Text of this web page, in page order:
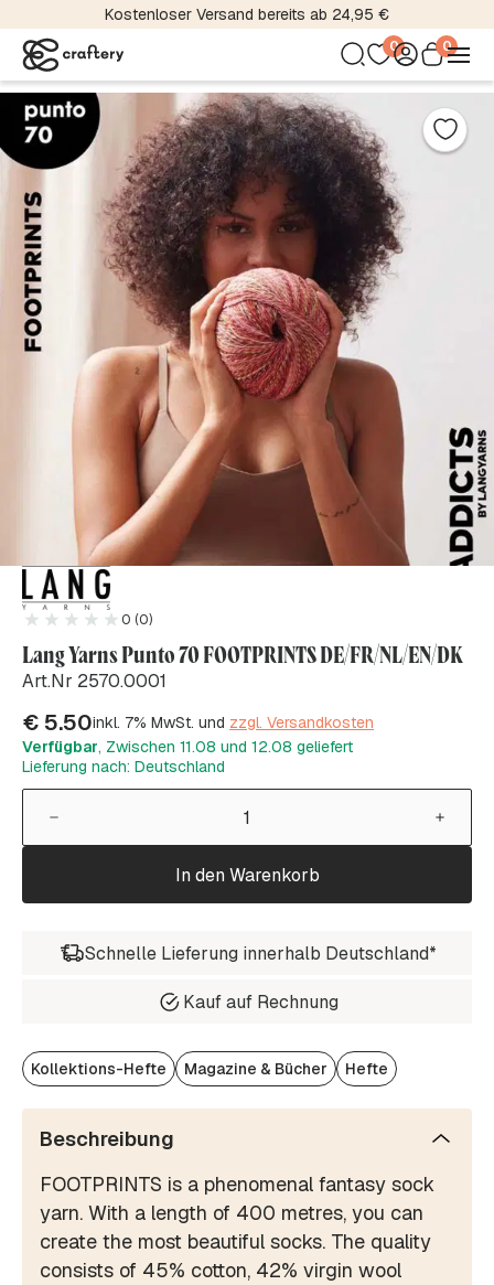
Kostenloser Versand bereits ab 24,95 €
0 0
0 (0)
Lang Yarns Punto 70 FOOTPRINTS DE/FR/NL/EN/DK
Art.Nr 2570.0001
€ 5.50inkl. 7% MwSt. und zzgl. Versandkosten
Verfügbar, Zwischen 11.08 und 12.08 geliefert
Lieferung nach: Deutschland
In den Warenkorb
Schnelle Lieferung innerhalb Deutschland*
Kauf auf Rechnung
Kollektions-Hefte Magazine & Bücher Hefte
Beschreibung
FOOTPRINTS is a phenomenal fantasy sock
yarn. With a length of 400 metres, you can
create the most beautiful socks. The quality
consists of 45% cotton, 42% virgin wool